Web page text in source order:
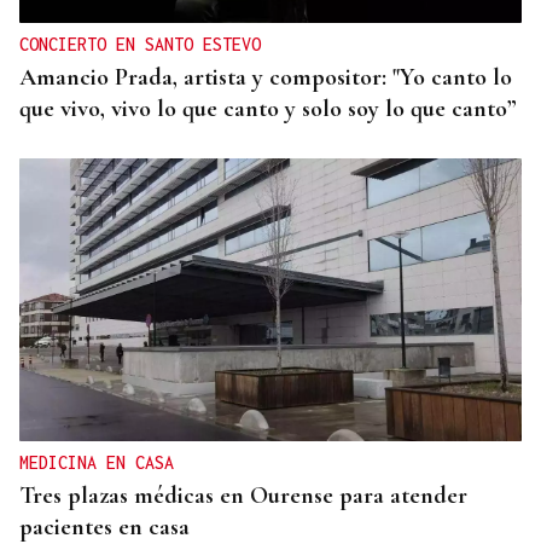
CONCIERTO EN SANTO ESTEVO
Amancio Prada, artista y compositor: "Yo canto lo
que vivo, vivo lo que canto y solo soy lo que canto”
MEDICINA EN CASA
Tres plazas médicas en Ourense para atender
pacientes en casa